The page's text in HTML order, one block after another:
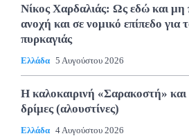
Νίκος Χαρδαλιάς: Ως εδώ και μη
ανοχή και σε νομικό επίπεδο για
πυρκαγιάς
Ελλάδα 5 Αυγούστου 2026
Η καλοκαιρινή «Σαρακοστή» και
δρίμες (αλουστίνες)
Ελλάδα 4 Αυγούστου 2026